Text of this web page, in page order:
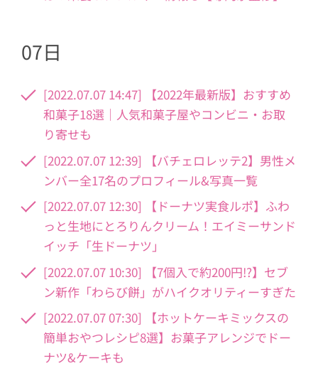
07日
[2022.07.07 14:47] 【2022年最新版】おすすめ
和菓子18選｜人気和菓子屋やコンビニ・お取
り寄せも
[2022.07.07 12:39] 【バチェロレッテ2】男性メ
ンバー全17名のプロフィール&写真一覧
[2022.07.07 12:30] 【ドーナツ実食ルポ】ふわ
っと生地にとろりんクリーム！エイミーサンド
イッチ「生ドーナツ」
[2022.07.07 10:30] 【7個入で約200円!?】セブ
ン新作「わらび餅」がハイクオリティーすぎた
[2022.07.07 07:30] 【ホットケーキミックスの
簡単おやつレシピ8選】お菓子アレンジでドー
ナツ&ケーキも